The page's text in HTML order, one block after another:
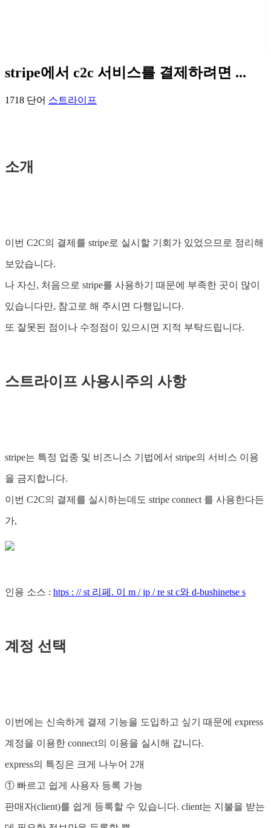
stripe에서 c2c 서비스를 결제하려면 ...
1718 단어 스트라이프
소개
이번 C2C의 결제를 stripe로 실시할 기회가 있었으므로 정리해
보았습니다.
나 자신, 처음으로 stripe를 사용하기 때문에 부족한 곳이 많이
있습니다만, 참고로 해 주시면 다행입니다.
또 잘못된 점이나 수정점이 있으시면 지적 부탁드립니다.
스트라이프 사용시주의 사항
stripe는 특정 업종 및 비즈니스 기법에서 stripe의 서비스 이용
을 금지합니다.
이번 C2C의 결제를 실시하는데도 stripe connect 를 사용한다든
가,
인용 소스 : htps : // st 리페. 이 m / jp / re st c와 d-bushinetse s
계정 선택
이번에는 신속하게 결제 기능을 도입하고 싶기 때문에 express
계정을 이용한 connect의 이용을 실시해 갑니다.
express의 특징은 크게 나누어 2개
① 빠르고 쉽게 사용자 등록 가능
판매자(client)를 쉽게 등록할 수 있습니다. client는 지불을 받는